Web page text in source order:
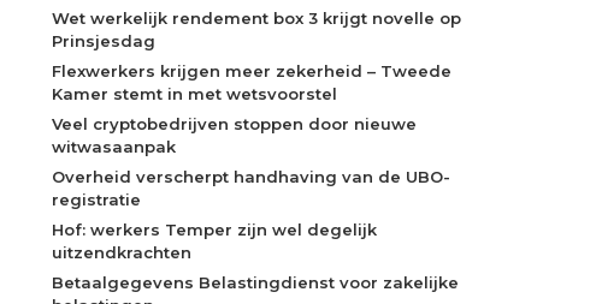
Wet werkelijk rendement box 3 krijgt novelle op
Prinsjesdag
Flexwerkers krijgen meer zekerheid – Tweede
Kamer stemt in met wetsvoorstel
Veel cryptobedrijven stoppen door nieuwe
witwasaanpak
Overheid verscherpt handhaving van de UBO-
registratie
Hof: werkers Temper zijn wel degelijk
uitzendkrachten
Betaalgegevens Belastingdienst voor zakelijke